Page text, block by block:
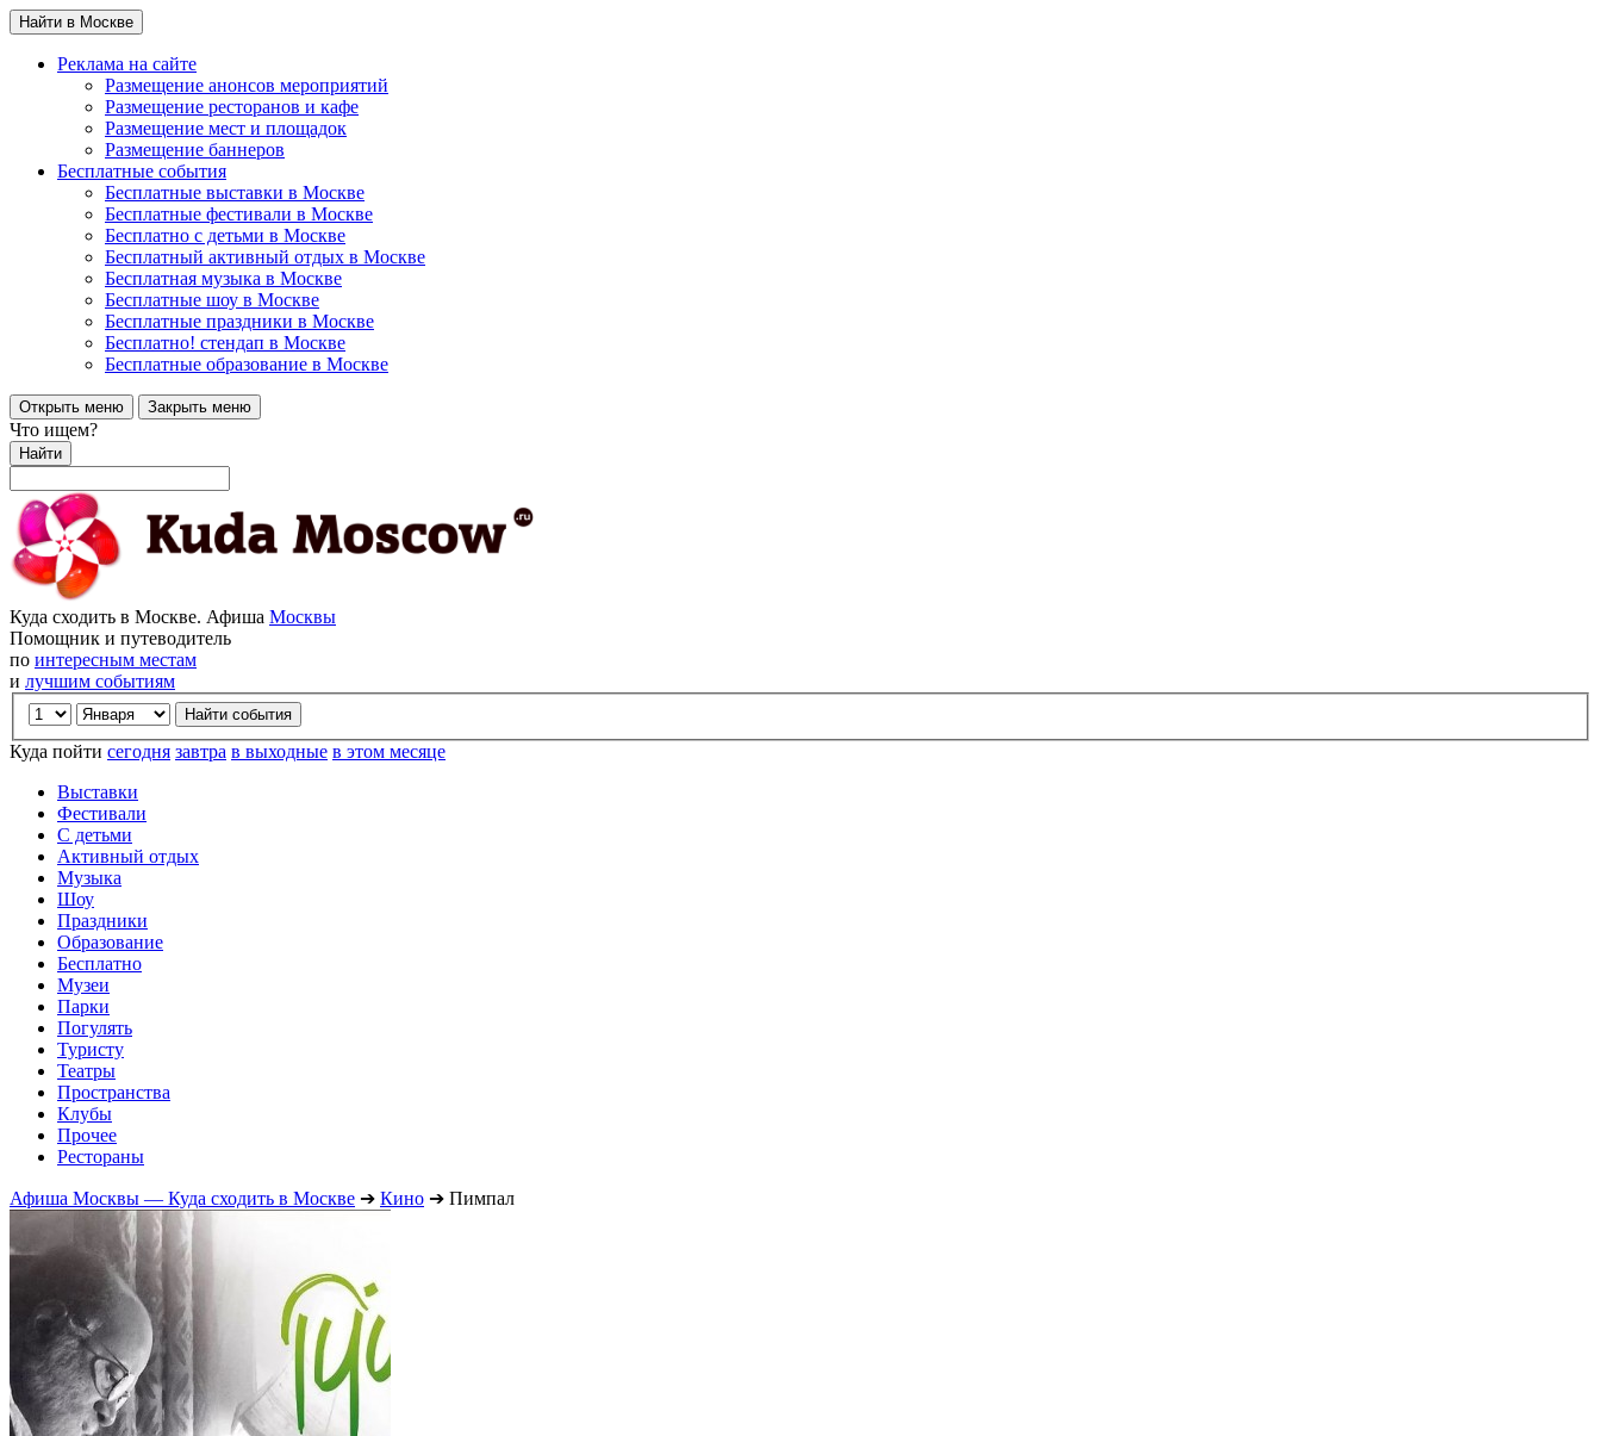
Найти в Москве
Реклама на сайте
Размещение анонсов мероприятий
Размещение ресторанов и кафе
Размещение мест и площадок
Размещение баннеров
Бесплатные события
Бесплатные выставки в Москве
Бесплатные фестивали в Москве
Бесплатно с детьми в Москве
Бесплатный активный отдых в Москве
Бесплатная музыка в Москве
Бесплатные шоу в Москве
Бесплатные праздники в Москве
Бесплатно! стендап в Москве
Бесплатные образование в Москве
Открыть меню Закрыть меню
Что ищем?
Найти
Куда сходить в Москве. Афиша Москвы
Помощник и путеводитель
по интересным местам
и лучшим событиям
Куда пойти сегодня завтра в выходные в этом месяце
Выставки
Фестивали
С детьми
Активный отдых
Музыка
Шоу
Праздники
Образование
Бесплатно
Музеи
Парки
Погулять
Туристу
Театры
Пространства
Клубы
Прочее
Рестораны
Афиша Москвы — Куда сходить в Москве ➔ Кино ➔ Пимпал